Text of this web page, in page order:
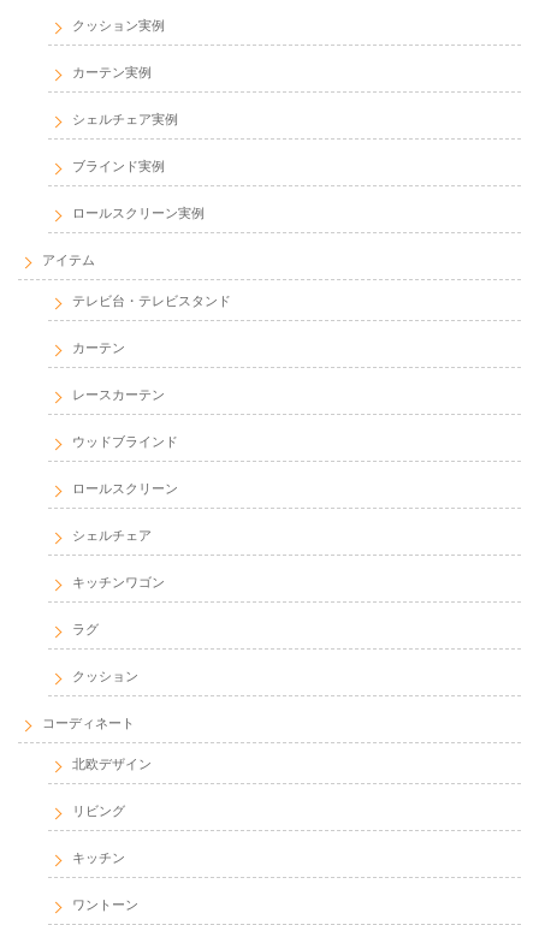
クッション実例
カーテン実例
シェルチェア実例
ブラインド実例
ロールスクリーン実例
アイテム
テレビ台・テレビスタンド
カーテン
レースカーテン
ウッドブラインド
ロールスクリーン
シェルチェア
キッチンワゴン
ラグ
クッション
コーディネート
北欧デザイン
リビング
キッチン
ワントーン